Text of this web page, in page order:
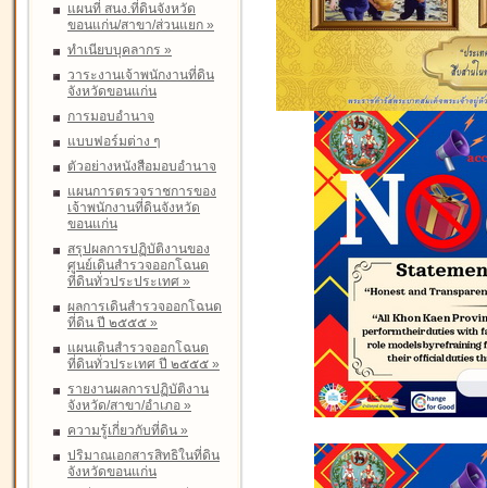
แผนที่ สนง.ที่ดินจังหวัด
ขอนแก่น/สาขา/ส่วนแยก »
ทำเนียบบุคลากร »
วาระงานเจ้าพนักงานที่ดิน
จังหวัดขอนแก่น
การมอบอำนาจ
แบบฟอร์มต่าง ๆ
ตัวอย่างหนังสือมอบอำนาจ
แผนการตรวจราชการของ
เจ้าพนักงานที่ดินจังหวัด
ขอนแก่น
สรุปผลการปฏิบัติงานของ
ศูนย์เดินสำรวจออกโฉนด
ที่ดินทั่วประประเทศ »
ผลการเดินสำรวจออกโฉนด
ที่ดิน ปี ๒๕๕๕ »
แผนเดินสำรวจออกโฉนด
ที่ดินทั่วประเทศ ปี ๒๕๕๕ »
รายงานผลการปฏิบัติงาน
จังหวัด/สาขา/อำเภอ »
ความรู้เกี่ยวกับที่ดิน »
ปริมาณเอกสารสิทธิในที่ดิน
จังหวัดขอนแก่น